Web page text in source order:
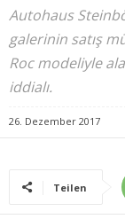
Autohaus
galerinin satış
Roc modeliyle
iddialı.
26. Dezember 2017
Teilen